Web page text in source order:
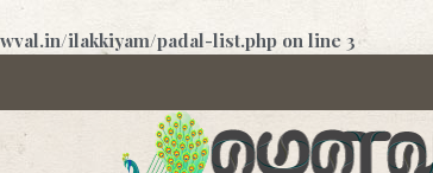
ilakkiyam/padal-list.php on line 3